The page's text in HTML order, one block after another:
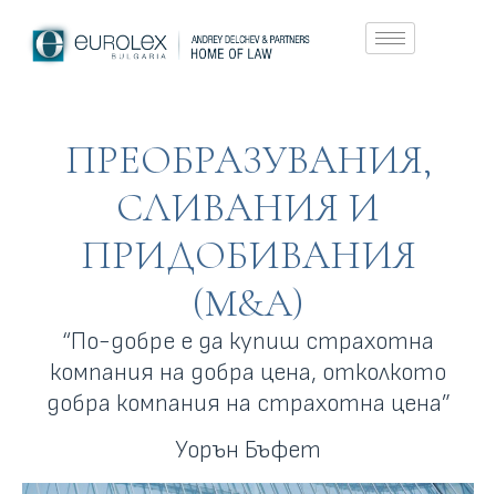
ПРЕОБРАЗУВАНИЯ,
СЛИВАНИЯ И
ПРИДОБИВАНИЯ
(M&A)
“По-добре е да купиш страхотна
компания на добра цена, отколкото
добра компания на страхотна цена”
Уорън Бъфет